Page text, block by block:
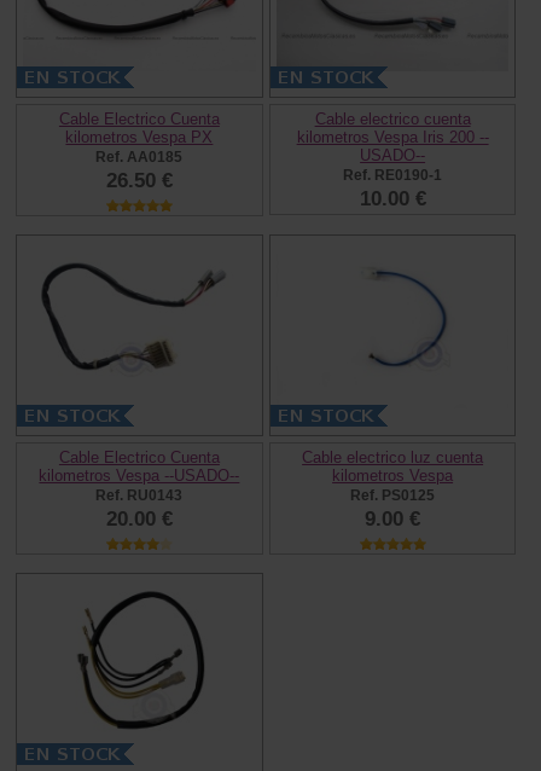
Cable Electrico Cuenta
kilometros Vespa PX
Ref. AA0185
26.50 €
Cable electrico cuenta
kilometros Vespa Iris 200 --
USADO--
Ref. RE0190-1
10.00 €
Cable Electrico Cuenta
kilometros Vespa --USADO--
Ref. RU0143
20.00 €
Cable electrico luz cuenta
kilometros Vespa
Ref. PS0125
9.00 €